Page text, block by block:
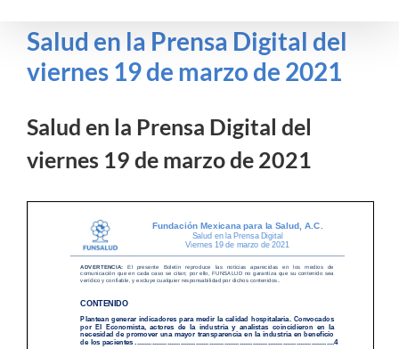
Salud en la Prensa Digital del
viernes 19 de marzo de 2021
Salud en la Prensa Digital del
viernes 19 de marzo de 2021